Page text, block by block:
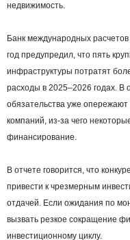
недвижимость.
Банк международных
год предупредил, что пять
инфраструктуры потратят
расходы в 2025–2026 годах. В
обязательства уже
компаний, из-за чего
финансирование.
В отчете говорится, что
привести к чрезмерным
отдачей. Если ожидания по
вызвать резкое сокращение
инвестиционному циклу.